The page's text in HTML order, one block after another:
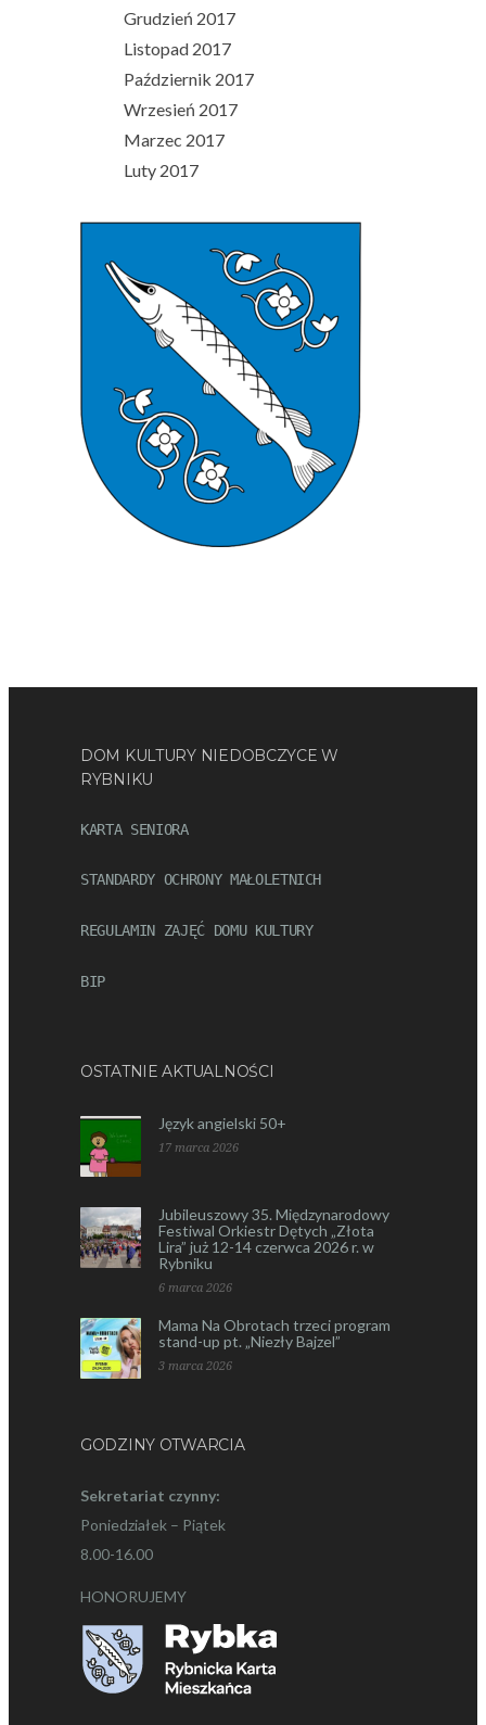
Grudzień 2017
Listopad 2017
Październik 2017
Wrzesień 2017
Marzec 2017
Luty 2017
DOM KULTURY NIEDOBCZYCE W
RYBNIKU
KARTA SENIORA
STANDARDY OCHRONY MAŁOLETNICH
REGULAMIN ZAJĘĆ DOMU KULTURY
BIP
OSTATNIE AKTUALNOŚCI
Język angielski 50+
17 marca 2026
Jubileuszowy 35. Międzynarodowy
Festiwal Orkiestr Dętych „Złota
Lira” już 12-14 czerwca 2026 r. w
Rybniku
6 marca 2026
Mama Na Obrotach trzeci program
stand-up pt. „Niezły Bajzel”
3 marca 2026
GODZINY OTWARCIA
Sekretariat czynny:
Poniedziałek – Piątek
8.00-16.00
HONORUJEMY